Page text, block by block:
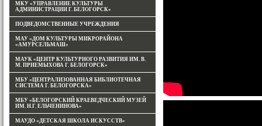
МКУ «УПРАВЛЕНИЕ КУЛЬТУРЫ
АДМИНИСТРАЦИИ Г. БЕЛОГОРСК»
ПОДВЕДОМСТВЕННЫЕ УЧРЕЖДЕНИЯ
МАУ «ДОМ КУЛЬТУРЫ МИКРОРАЙОНА
«АМУРСЕЛЬМАШ»
МАУК «ЦЕНТР КУЛЬТУРНОГО РАЗВИТИЯ ИМ. В.
М. ПРИЕМЫХОВА Г. БЕЛОГОРСК»
МБУ «ЦЕНТРАЛИЗОВАННАЯ БИБЛИОТЕЧНАЯ
СИСТЕМА Г. БЕЛОГОРСКА»
МБУ «БЕЛОГОРСКИЙ КРАЕВЕДЧЕСКИЙ МУЗЕЙ
ИМ. Н.Г. ЕЛЬЧЕНИНОВА»
МАУДО «ДЕТСКАЯ ШКОЛА ИСКУССТВ»